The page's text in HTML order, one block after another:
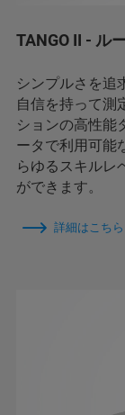
TANGO II - ル
シンプルさを追
自信を持って測
ションの高性能
ータで利用可能
らゆるスキルレ
ができます。
詳細はこちら